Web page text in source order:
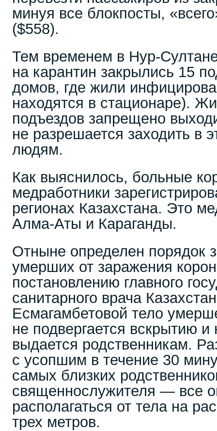
минуя все блокпосты,
($558).
Тем временем в Нур-
на карантин закрылись 15
домов, где жили
находятся в стационаре).
подъездов запрещено
не разрешается заходить в
людям.
Как выяснилось, больные
медработники
регионах Казахстана. Это
Алма-Аты и Караганды.
Отныне определен порядок
умерших от заражения
постановлению главного
санитарного врача
Есмагамбетовой тело
не подвергается вскрытию и
выдается родственникам.
с усопшим в течение 30
самых близких
священнослужителя — все
располагаться от тела на
трех метров.